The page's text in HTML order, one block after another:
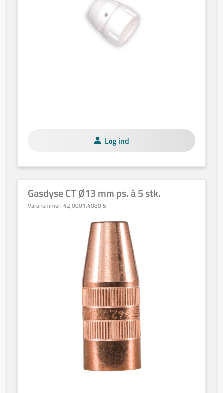
Log ind
Gasdyse CT Ø13 mm ps. á 5 stk.
Varenummer: 42,0001,4080,5